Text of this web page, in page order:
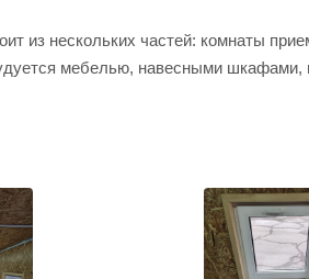
из нескольких частей: комнаты
мебелью, навесными шкафами,